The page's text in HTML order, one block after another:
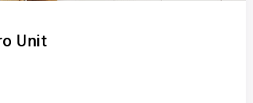
Unit